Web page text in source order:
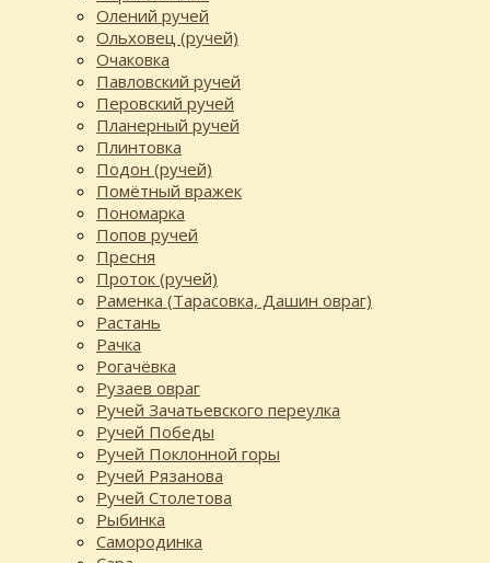
Олений ручей
Ольховец (ручей)
Очаковка
Павловский ручей
Перовский ручей
Планерный ручей
Плинтовка
Подон (ручей)
Помётный вражек
Пономарка
Попов ручей
Пресня
Проток (ручей)
Раменка (Тарасовка, Дашин овраг)
Растань
Рачка
Рогачёвка
Рузаев овраг
Ручей Зачатьевского переулка
Ручей Победы
Ручей Поклонной горы
Ручей Рязанова
Ручей Столетова
Рыбинка
Самородинка